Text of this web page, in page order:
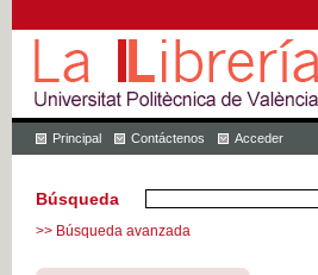
Principal Contáctenos Acceder
Búsqueda
>> Búsqueda avanzada